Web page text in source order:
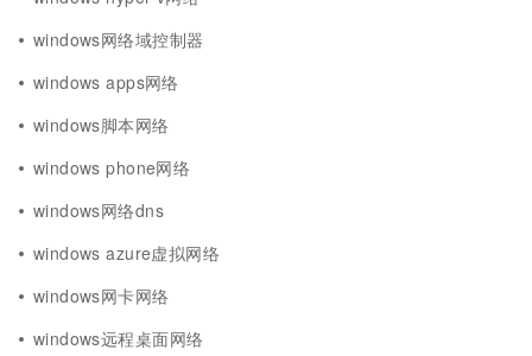
windows网络域控制器
windows apps网络
windows脚本网络
windows phone网络
windows网络dns
windows azure虚拟网络
windows网卡网络
windows远程桌面网络